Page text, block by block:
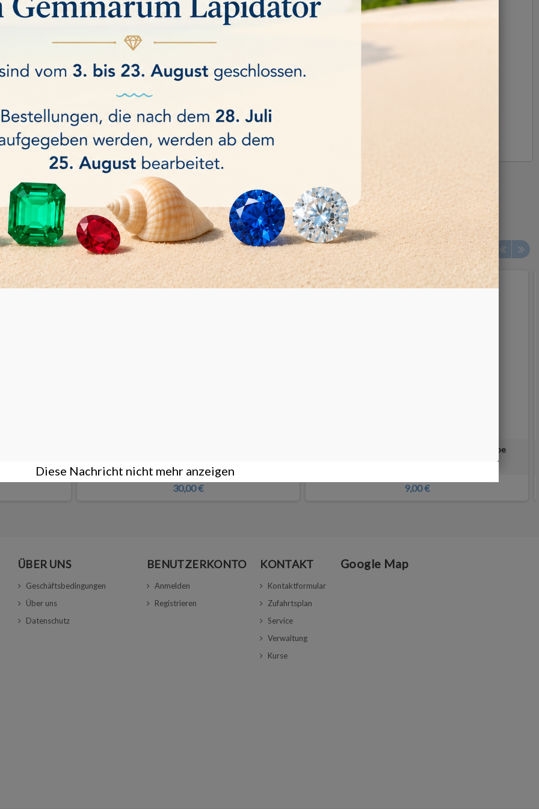
auch ...
30,00 €
Metalldose 4X4x1.5 cm - matte silberne Farbe
9,00 €
ÜBER UNS
Geschäftsbedingungen
Über uns
Datenschutz
BENUTZERKONTO
Anmelden
Registrieren
KONTAKT
Kontaktformular
Zufahrtsplan
Service
Verwaltung
Kurse
Google Map
Diese Nachricht nicht mehr anzeigen